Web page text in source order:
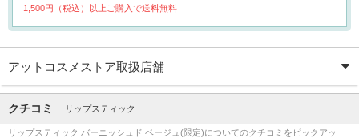
1,500円（税込）以上ご購入で送料無料
アットコスメストア取扱店舗
クチコミ リップスティック
リップスティック バーニッシュド ベージュ(限定)についてのクチコミをピックアッ